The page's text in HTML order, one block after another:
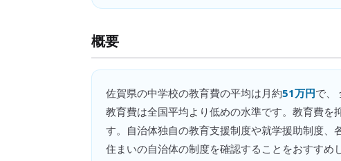
概要
佐賀県の中学校の教育費の平均は月約51万円で、
教育費は全国平均より低めの水準です。教育費を
す。自治体独自の教育支援制度や就学援助制度
住まいの自治体の制度を確認することをおすすめ